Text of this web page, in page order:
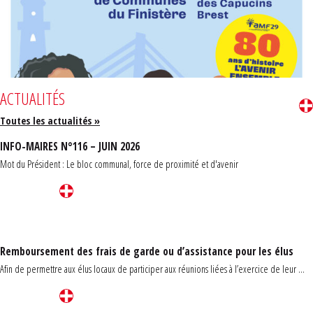
ACTUALITÉS
Toutes les actualités »
INFO-MAIRES N°116 – JUIN 2026
Mot du Président : Le bloc communal, force de proximité et d'avenir
Remboursement des frais de garde ou d’assistance pour les élus
Afin de permettre aux élus locaux de participer aux réunions liées à l’exercice de leur ...